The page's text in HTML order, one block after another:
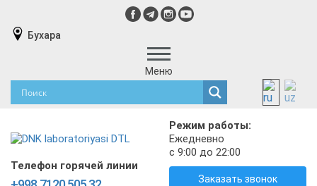
Бухара
Меню
Режим работы:
Ежедневно
с 9:00 до 22:00
Телефон горячей линии
Заказать звонок